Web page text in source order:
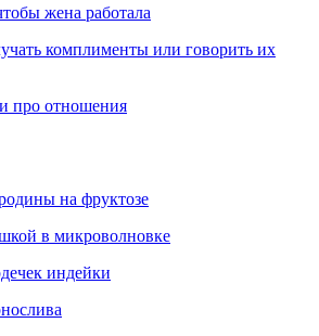
жена работала
комплименты или говорить их
про отношения
на фруктозе
в микроволновке
индейки